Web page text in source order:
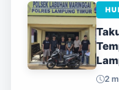
Diri
2